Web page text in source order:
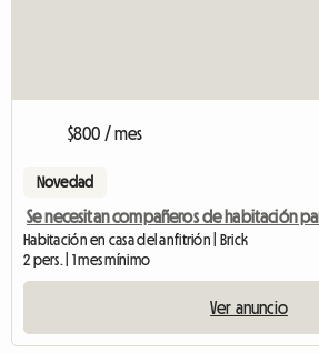
$800 / mes
Novedad
Habitación en casa del anfitrión | Brick
2 pers. | 1 mes mínimo
Ver anuncio